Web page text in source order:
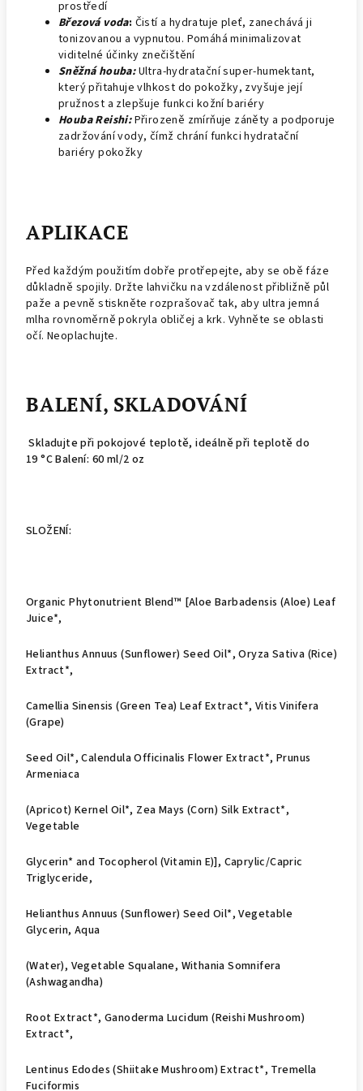
prostředí
Březová voda: Čistí a hydratuje pleť, zanechává ji
tonizovanou a vypnutou. Pomáhá minimalizovat
viditelné účinky znečištění
Sněžná houba:Ultra-hydratační super-humektant,
který přitahuje vlhkost do pokožky, zvyšuje její
pružnost a zlepšuje funkci kožní bariéry
Houba Reishi:Přirozeně zmírňuje záněty a podporuje
zadržování vody, čímž chrání funkci hydratační
bariéry pokožky
APLIKACE
Před každým použitím dobře protřepejte, aby se obě fáze
důkladně spojily. Držte lahvičku na vzdálenost přibližně půl
paže a pevně stiskněte rozprašovač tak, aby ultra jemná
mlha rovnoměrně pokryla obličej a krk. Vyhněte se oblasti
očí. Neoplachujte.
BALENÍ, SKLADOVÁNÍ
Skladujte při pokojové teplotě, ideálně při teplotě do
19 °C Balení: 60 ml/2 oz
SLOŽENÍ:
Organic Phytonutrient Blend™ [Aloe Barbadensis (Aloe) Leaf
Juice*,
Helianthus Annuus (Sunflower) Seed Oil*, Oryza Sativa (Rice)
Extract*,
Camellia Sinensis (Green Tea) Leaf Extract*, Vitis Vinifera
(Grape)
Seed Oil*, Calendula Officinalis Flower Extract*, Prunus
Armeniaca
(Apricot) Kernel Oil*, Zea Mays (Corn) Silk Extract*,
Vegetable
Glycerin* and Tocopherol (Vitamin E)], Caprylic/Capric
Triglyceride,
Helianthus Annuus (Sunflower) Seed Oil*, Vegetable
Glycerin, Aqua
(Water), Vegetable Squalane, Withania Somnifera
(Ashwagandha)
Root Extract*, Ganoderma Lucidum (Reishi Mushroom)
Extract*,
Lentinus Edodes (Shiitake Mushroom) Extract*, Tremella
Fuciformis